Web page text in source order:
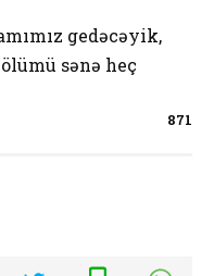
gedəcəyik,
sənə heç
871